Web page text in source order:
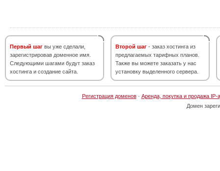
Первый шаг вы уже сделали,
зарегистрировав доменное имя.
Следующими шагами будут заказ
хостинга и создание сайта.
Второй шаг - заказ хостинга из
предлагаемых тарифных планов.
Также вы можете заказать у нас
установку выделенного сервера.
Регистрация доменов· Аренда, покупка и продажа IP-
Домен